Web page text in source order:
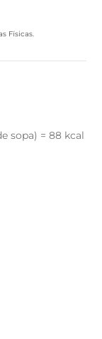
Físicas.
sopa) = 88 kcal